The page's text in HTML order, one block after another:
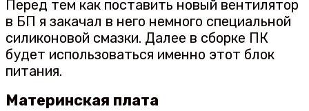
Перед тем как поставить новый вентилятор
в БП я закачал в него немного специальной
силиконовой смазки. Далее в сборке ПК
будет использоваться именно этот блок
питания.
Материнская плата